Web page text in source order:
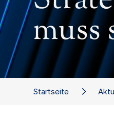
Startseite
muss